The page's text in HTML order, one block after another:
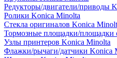
Редукторы/двигатели/приводы
Ролики Konica Minolta
Стекла оригиналов Konica
Тормозные площадки/площадки
Узлы принтеров Konica Minolta
Флажки/рычаги/датчики Konica